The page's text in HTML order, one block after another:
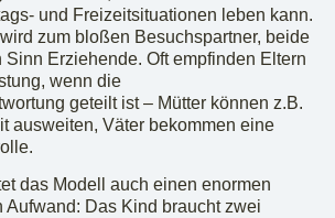
und Freizeitsituationen leben kann.
zum bloßen Besuchspartner, beide
Sinn Erziehende. Oft empfinden Eltern
wenn die
geteilt ist – Mütter können z.B.
ausweiten, Väter bekommen eine
das Modell auch einen enormen
Aufwand: Das Kind braucht zwei